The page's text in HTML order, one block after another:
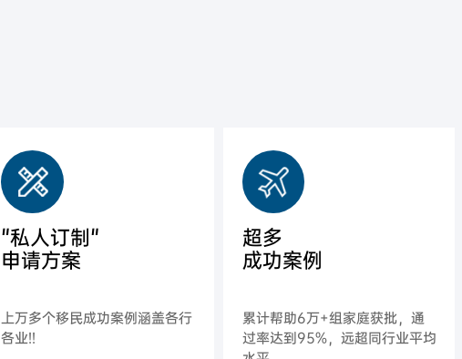
"私人订制"
申请方案
上万多个移民成功案例涵盖各行
各业!!
超多
成功案例
累计帮助6万+组家庭获批，通
过率达到95%，远超同行业平均